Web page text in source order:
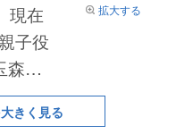
拡大する
現在
子役
森裕
決め
きく見る